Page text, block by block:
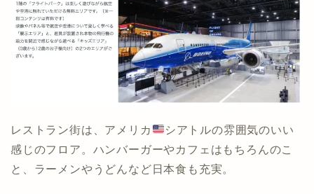
レストラン街は、アメリカ
シアトルの雰囲気のいい
感じのフロア。ハンバーガーやカフェはもちろんのこ
と、ラーメンやうどんなど日本食も充実。